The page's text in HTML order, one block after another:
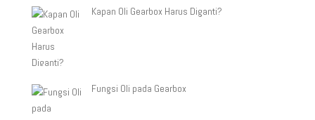
Kapan Oli Gearbox Harus Diganti?
Fungsi Oli pada Gearbox